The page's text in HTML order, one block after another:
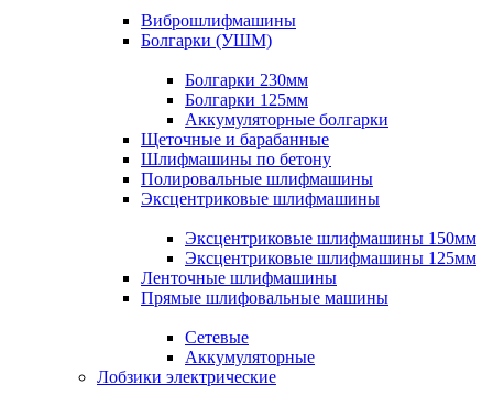
Виброшлифмашины
Болгарки (УШМ)
Болгарки 230мм
Болгарки 125мм
Аккумуляторные болгарки
Щеточные и барабанные
Шлифмашины по бетону
Полировальные шлифмашины
Эксцентриковые шлифмашины
Эксцентриковые шлифмашины 150мм
Эксцентриковые шлифмашины 125мм
Ленточные шлифмашины
Прямые шлифовальные машины
Сетевые
Аккумуляторные
Лобзики электрические